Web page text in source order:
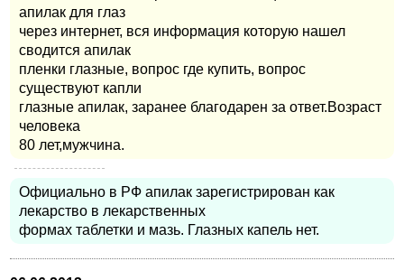
апилак для глаз
через интернет, вся информация которую нашел
сводится апилак
пленки глазные, вопрос где купить, вопрос
существуют капли
глазные апилак, заранее благодарен за ответ.Возраст
человека
80 лет,мужчина.
Официально в РФ апилак зарегистрирован как
лекарство в лекарственных
формах таблетки и мазь. Глазных капель нет.